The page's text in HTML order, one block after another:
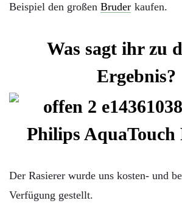
Beispiel den großen Bruder kaufen.
Was sagt ihr zu
Ergebnis?
Der Rasierer wurde uns kosten- und
Verfügung gestellt.